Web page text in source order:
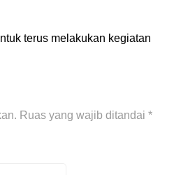
terus melakukan kegiatan
Ruas yang wajib ditandai *